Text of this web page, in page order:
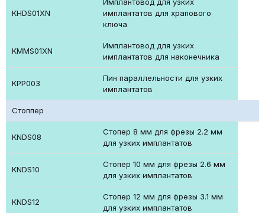
KHDS01XN
имплантатов для храпового
ключа
KMMS01XN
Имплантовод для узких
имплантатов для наконечника
KPP003
Пин параллельности для узких
имплантатов
Стоппер
KNDS08
Стопер 8 мм для фрезы 2.2 мм
для узких имплантатов
KNDS10
Стопер 10 мм для фрезы 2.6 мм
для узких имплантатов
KNDS12
Стопер 12 мм для фрезы 3.1 мм
для узких имплантатов